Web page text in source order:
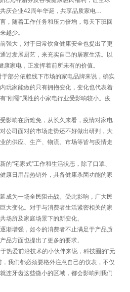
庆企业42周年华诞，共享品质家电…
随着工作任务和压力倍增，每天下班回
越少。
大，对于日常饮食健康安全也提出了更
过发展厨艺，来充实自己的居家生活。以
家电，正发挥着前所未有的价值。
分依赖线下市场的家电品牌来说，确实
玩家能做的只有拥抱变化，变化也代表着
“刚需”属性的小家电行业受影响较小。疫
响在所难免，从长久来看，疫情对家电
公司面对的市场走势还不好做出研判，大
的供应、生产、物流、市场等皆与疫情走
“宅家式”工作和生活状态，除了口罩、
康日用品热销外，具备健康杀菌功能的家
为一场全民阻击战。受此影响，广大民
大变化。对于与消费者生活紧密相关的家
场所及家庭场景下的新变化。
增强，如今的消费者不止满足于产品质
品方面也提出了更多的要求。
爱前沿技术的小伙伴来说，科技圈的“元
我们都必须要格外注意自己的仪表，不仅
连牙齿这些微小的区域，都会影响到我们